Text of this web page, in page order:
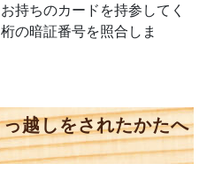
持ちのカードを持参してく
の暗証番号を照合しま
越しをされたかたへ